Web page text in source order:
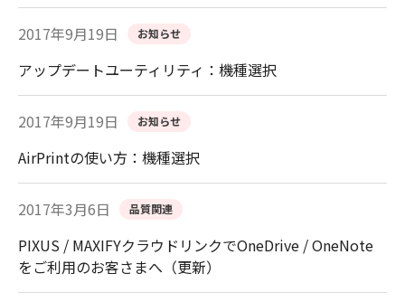
2017年9月19日 お知らせ
アップデートユーティリティ：機種選択
2017年9月19日 お知らせ
AirPrintの使い方：機種選択
2017年3月6日 品質関連
PIXUS / MAXIFYクラウドリンクでOneDrive / OneNote
をご利用のお客さまへ（更新）